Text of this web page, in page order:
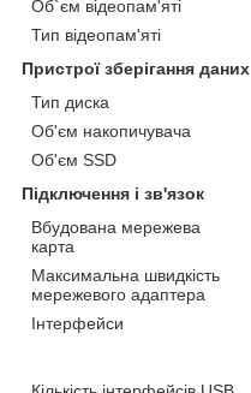
Об`єм відеопам'яті
Тип відеопам'яті
Пристрої зберігання даних
Тип диска
Об'єм накопичувача
Об'єм SSD
Підключення і зв'язок
Вбудована мережева
карта
Максимальна швидкість
мережевого адаптера
Інтерфейси